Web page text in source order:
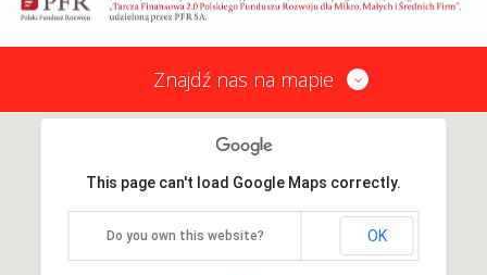
Znajdź nas na mapie
This page can't load Google Maps correctly.
Do you own this website? OK